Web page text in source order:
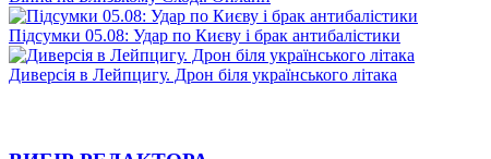
Підсумки 05.08: Удар по Києву і брак антибалістики
Диверсія в Лейпцигу. Дрон біля українського літака